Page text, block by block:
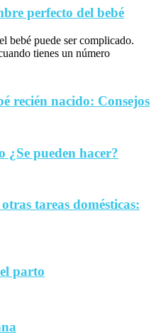
perfecto del bebé
bebé puede ser complicado.
tienes un número
recién nacido: Consejos
¿Se pueden hacer?
tareas domésticas:
parto